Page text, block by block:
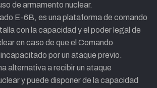
de armamento nuclear.
E-6B, es una plataforma de comando
con la capacidad y el poder legal de
en caso de que el Comando
por un ataque previo.
alternativa a recibir un ataque
y puede disponer de la capacidad